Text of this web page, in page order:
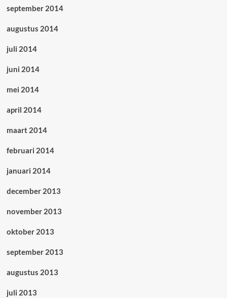
september 2014
augustus 2014
juli 2014
juni 2014
mei 2014
april 2014
maart 2014
februari 2014
januari 2014
december 2013
november 2013
oktober 2013
september 2013
augustus 2013
juli 2013